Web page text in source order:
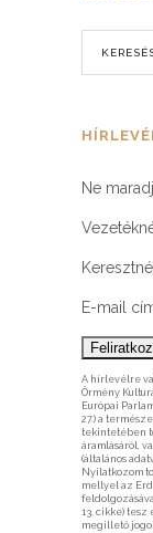
Ne
E-mail
A hírlevélre
Örmény
Európai
27.) a
tekintetében
áramlásáról,
(általános
Nyilatkozom
mellyel az
13. cikke)
megillető